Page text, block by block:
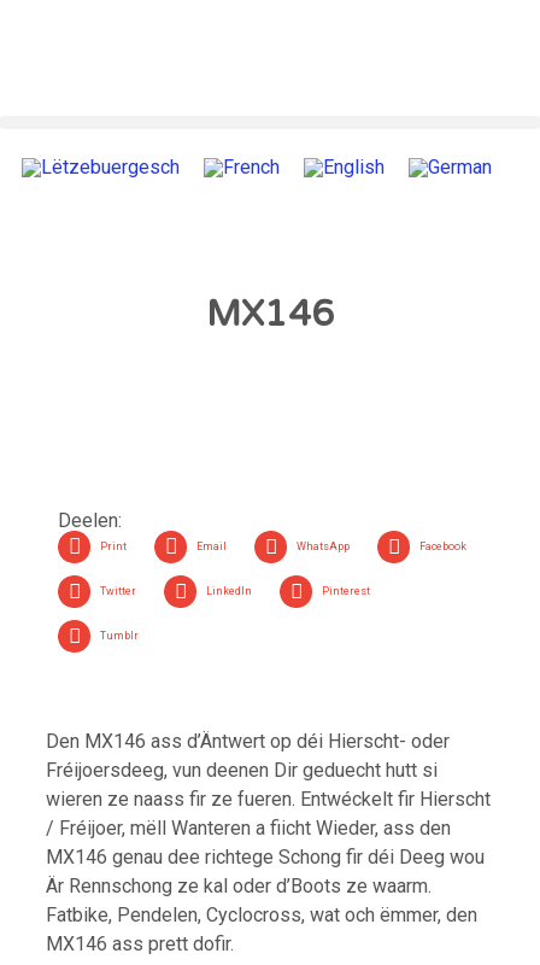
MX146
Deelen:
Print Email WhatsApp Facebook
Twitter LinkedIn Pinterest
Tumblr
Den MX146 ass d’Äntwert op déi Hierscht- oder
Fréijoersdeeg, vun deenen Dir geduecht hutt si
wieren ze naass fir ze fueren. Entwéckelt fir Hierscht
/ Fréijoer, mëll Wanteren a fiicht Wieder, ass den
MX146 genau dee richtege Schong fir déi Deeg wou
Är Rennschong ze kal oder d’Boots ze waarm.
Fatbike, Pendelen, Cyclocross, wat och ëmmer, den
MX146 ass prett dofir.